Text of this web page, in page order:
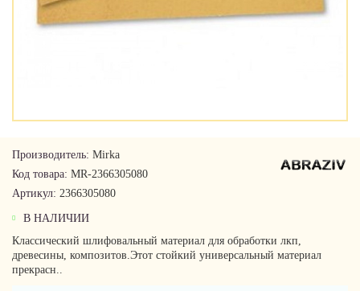
Производитель: Mirka
Код товара: MR-2366305080
Артикул: 2366305080
В НАЛИЧИИ
Классический шлифовальный материал для обработки лкп,
древесины, композитов.Этот стойкий универсальный материал
прекрасн..